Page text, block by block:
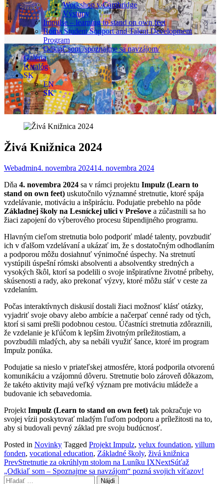
Workshop v Cambridge
Výstupy
Impulse – learning to stand on own feet
Roma Student Support and Talent Development
Program
Odkiaľ som /spoznajme sa navzájom/
Galéria
Katalóg
SK
EN
SK
Živá Knižnica 2024
Webadmin4. novembra 202414. novembra 2024
Dňa 4. novembra 2024 sa v rámci projektu Impulz (Learn to
stand on own feet) uskutočnilo významné stretnutie, ktoré spája
vzdelávanie, motiváciu a inšpiráciu. Podujatie prebehlo na pôde
Základnej školy na Lesníckej ulici v Prešove a zúčastnili sa ho
žiaci zapojení do výberového procesu štipendijného programu.
Hlavným cieľom stretnutia bolo podporiť mladé talenty, povzbudiť
ich v ďalšom vzdelávaní a ukázať im, že s dostatočným odhodlaním
a podporou môžu dosiahnuť výnimočné úspechy. Na stretnutí
vystúpili úspešní rómski absolventi a absolventky stredných a
vysokých škôl, ktorí sa podelili o svoje inšpiratívne životné príbehy,
skúsenosti a rady, ako prekonať výzvy, ktoré môžu stáť v ceste za
vzdelaním.
Počas interaktívnych diskusií dostali žiaci možnosť klásť otázky,
vyjadriť svoje obavy alebo ambície a načerpať cenné rady od tých,
ktorí si sami prešli podobnou cestou. Účastníci stretnutia zdôraznili,
že vzdelanie je kľúčom k lepším životným príležitostiam, a
povzbudili mladých, aby sa nebáli využiť šance, ktoré im program
Impulz ponúka.
Podujatie sa nieslo v priateľskej atmosfére, ktorá podporila otvorenú
komunikáciu a vzájomnú dôveru. Stretnutie bolo zároveň dôkazom,
že takéto aktivity majú veľký význam pre motiváciu mládeže a
budovanie ich sebavedomia.
Projekt Impulz (Learn to stand on own feet) tak pokračuje vo
svojej vízii poskytovať mladým ľuďom podporu a príležitosti na to,
aby si budovali pevný základ pre svoju budúcnosť.
Posted in Novinky Tagged Projekt Impulz, velux foundation, villum
fonden, vocational education, Základné školy, živá knižnica
Post
navigation
PrevStretnutie za okrúhlym stolom na Luníku IXNextSúťaž
„Odkiaľ som – Spoznajme sa navzájom“ pozná svojich víťazov!
Hľadať: